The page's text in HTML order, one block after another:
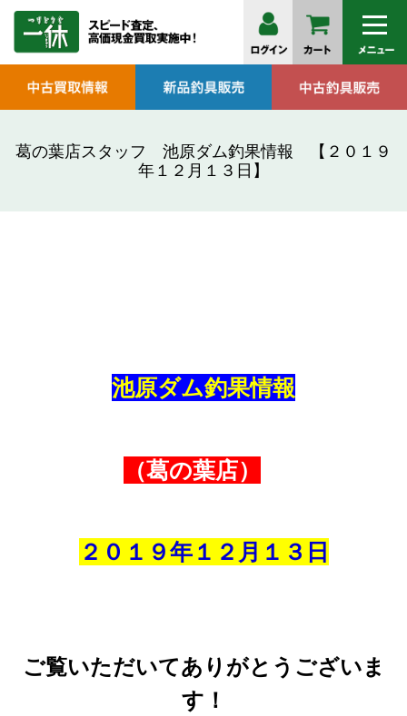
葛の葉店スタッフ 池原ダム釣果情報 【２０１９
年１２月１３日】
池原ダム釣果情報
（葛の葉店）
２０１９年１２ 月 １３ 日
ご覧いただいてありがとうございま
す！